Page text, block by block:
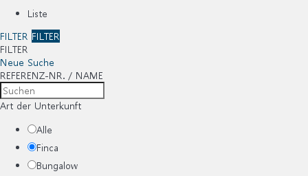
Liste
FILTER FILTER
FILTER
Neue Suche
REFERENZ-NR. / NAME
Art der Unterkunft
Alle
Finca
Bungalow